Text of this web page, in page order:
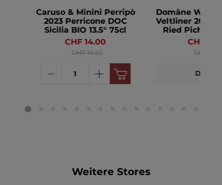
Caruso & Minini Perripò
2023 Perricone DOC
Sicilia BIO 13.5° 75cl
CHF 14.00
CHF 16.50
Domäne
Veltliner 2025
Ried
75cl
CHF
CHF
Details
Weitere Stores